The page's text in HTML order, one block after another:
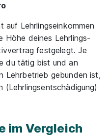
auf Lehrlingseinkommen
Höhe deines Lehrlings-
festgelegt. Je
du tätig bist und an
Lehrbetrieb gebunden ist,
(Lehrlingsentschädigung)
im Vergleich